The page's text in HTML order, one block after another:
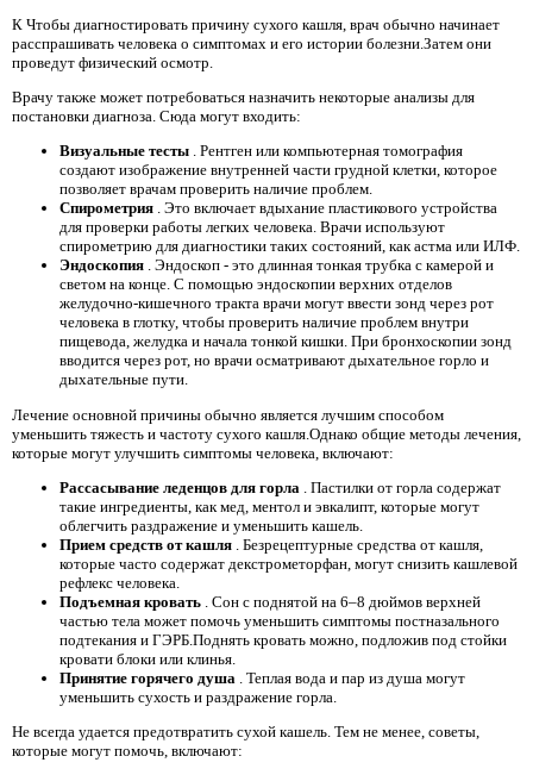
К Чтобы диагностировать причину сухого кашля, врач обычно начинает
расспрашивать человека о симптомах и его истории болезни.Затем они
проведут физический осмотр.
Врачу также может потребоваться назначить некоторые анализы для
постановки диагноза. Сюда могут входить:
Визуальные тесты . Рентген или компьютерная томография
создают изображение внутренней части грудной клетки, которое
позволяет врачам проверить наличие проблем.
Спирометрия . Это включает вдыхание пластикового устройства
для проверки работы легких человека. Врачи используют
спирометрию для диагностики таких состояний, как астма или ИЛФ.
Эндоскопия . Эндоскоп - это длинная тонкая трубка с камерой и
светом на конце. С помощью эндоскопии верхних отделов
желудочно-кишечного тракта врачи могут ввести зонд через рот
человека в глотку, чтобы проверить наличие проблем внутри
пищевода, желудка и начала тонкой кишки. При бронхоскопии зонд
вводится через рот, но врачи осматривают дыхательное горло и
дыхательные пути.
Лечение основной причины обычно является лучшим способом
уменьшить тяжесть и частоту сухого кашля.Однако общие методы лечения,
которые могут улучшить симптомы человека, включают:
Рассасывание леденцов для горла
. Пастилки от горла содержат
такие ингредиенты, как мед, ментол и эвкалипт, которые могут
облегчить раздражение и уменьшить кашель.
Прием средств от кашля . Безрецептурные средства от кашля,
которые часто содержат декстрометорфан, могут снизить кашлевой
рефлекс человека.
Подъемная кровать . Сон с поднятой на 6–8 дюймов верхней
частью тела может помочь уменьшить симптомы постназального
подтекания и ГЭРБ.Поднять кровать можно, подложив под стойки
кровати блоки или клинья.
Принятие горячего душа
. Теплая вода и пар из душа могут
уменьшить сухость и раздражение горла.
Не всегда удается предотвратить сухой кашель. Тем не менее, советы,
которые могут помочь, включают: